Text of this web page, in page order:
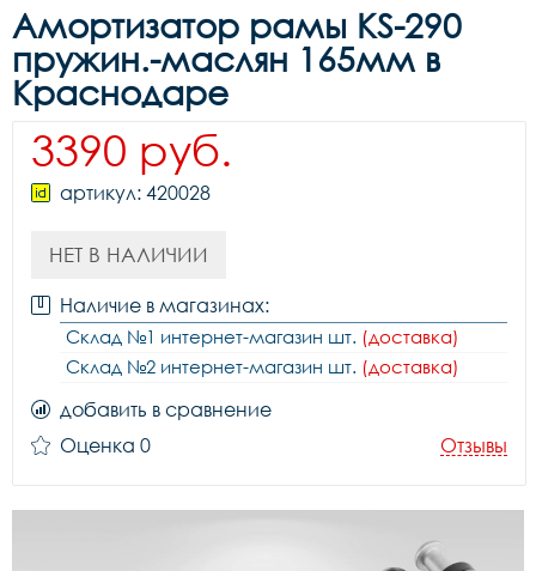
Амортизатор рамы KS-290
пружин.-маслян 165мм в
Краснодаре
3390 руб.
артикул: 420028
НЕТ В НАЛИЧИИ
Наличие в магазинах:
Склад №1 интернет-магазин шт. (доставка)
Склад №2 интернет-магазин шт. (доставка)
добавить в сравнение
Оценка 0
Отзывы